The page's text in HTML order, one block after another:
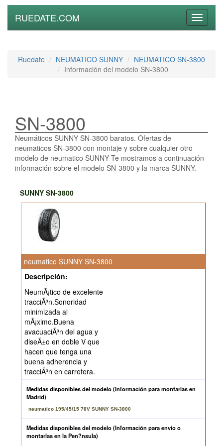
Toggle
RUEDATE.COM
Ruedate NEUMATICO SUNNY
NEUMATICO SN-3800
Información del modelo SN-3800
SN-3800
Neumáticos SUNNY SN-3800 baratos. Ofertas de
neumaticos SN-3800 con montaje y sobre cualquier otro
modelo de neumatico SUNNY Te mostramos a continuación
información sobre el modelo SN-3800 y la marca SUNNY.
SUNNY SN-3800
neumatico SUNNY SN-3800
Descripción:
NeumÃ¡tico de excelente
tracciÃ³n.Sonoridad
minimizada al
mÃ¡ximo.Buena
avacuaciÃ³n del agua y
diseÃ±o en doble V que
hacen que tenga una
buena adherencia y
tracciÃ³n en carretera.
Medidas disponibles del modelo (Información para montarlas en
Madrid)
neumatico 195/45/15 78V SUNNY SN-3800
Medidas disponibles del modelo (Información para envío o
montarlas en la Pen?nsula)